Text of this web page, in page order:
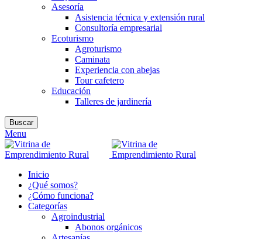
Asesoría
Asistencia técnica y extensión rural
Consultoría empresarial
Ecoturismo
Agroturismo
Caminata
Experiencia con abejas
Tour cafetero
Educación
Talleres de jardinería
Buscar
Menu
Inicio
¿Qué somos?
¿Cómo funciona?
Categorías
Agroindustrial
Abonos orgánicos